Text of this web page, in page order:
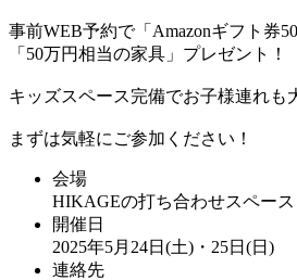
事前WEB予約で「Amazonギフト券
「50万円相当の家具」プレゼント！
キッズスペース完備でお子様連れも
まずは気軽にご参加ください！
会場
HIKAGEの打ち合わせスペー
開催日
2025年5月24日(土)・25日(日)
連絡先